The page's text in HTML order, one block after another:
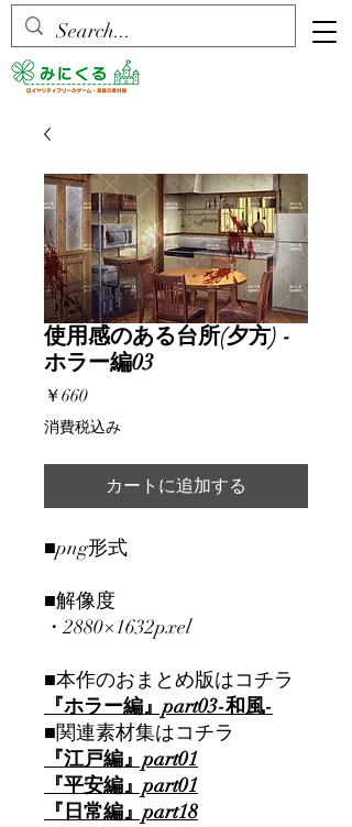
使用感のある台所(夕方) -
ホラー編03
￥660価
格
消費税込み
カートに追加する
■png形式
■解像度
・2880×1632pxel
■本作のおまとめ版はコチラ
『ホラー編』part03-和風-
■関連素材集はコチラ
『江戸編』part01
『平安編』part01
『日常編』part18